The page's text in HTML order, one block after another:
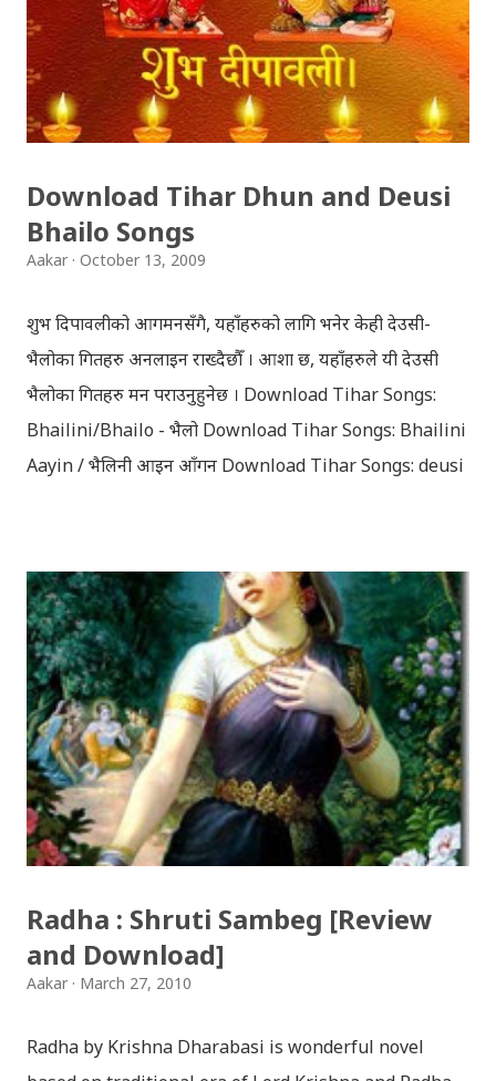
Download Tihar Dhun and Deusi
Bhailo Songs
Aakar October 13, 2009
शुभ दिपावलीको आगमनसँगै, यहाँहरुको लागि भनेर केही देउसी-
भैलोका गितहरु अनलाइन राख्दैछौँ । आशा छ, यहाँहरुले यी देउसी
भैलोका गितहरु मन पराउनुहुनेछ । Download Tihar Songs:
Bhailini/Bhailo - भैलो Download Tihar Songs: Bhailini
Aayin / भैलिनी आइन आँगन Download Tihar Songs: deusi
Songs: diyo baali sanjh ko / दियो बाली साँझ को
Download: Tihar Dhun (Deusi,Bhailo)/ तिहार धुन(देउसी
भैलो)- सुरसुधा नोट: यी अपलोड गरिएका गितसंगितहरु व्यावसायिक
प्रायोजनको लागि प्रयोग नगर्न आग्रह गर्दछौँ । इन्टरनेटमा भेटिएका
गितहरुलाई हामीले यहाँ एकै ठाउँमा सजिलोको लागि राखिदिएको मात्र
हौँ । तपाई यदि यी गित संगितको सर्जक हुनुहुन्छ र गित संगित यहाँबाट
हटाउनुपर्ने भए जानकारी गराउनुहोला । फेरी एकपटक शुभ दिपावलीको
हार्दिक मंगलमय शुभकामना व्यक्त गर्दछौँ ।
Radha : Shruti Sambeg [Review
and Download]
Aakar March 27, 2010
Radha by Krishna Dharabasi is wonderful novel